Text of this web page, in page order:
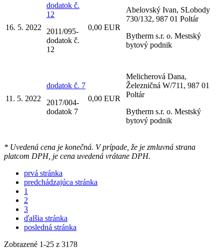
16. 5. 2022
dodatok č.
12
2011/095-
dodatok č.
12
0,00 EUR
Abelovský Ivan, SLobody
730/132, 987 01 Poltár
Bytherm s.r. o. Mestský
bytový podnik
11. 5. 2022
dodatok č. 7
2017/004-
dodatok 7
0,00 EUR
Melicherová Dana,
Železničná W/711, 987 01
Poltár
Bytherm s.r. o. Mestský
bytový podnik
* Uvedená cena je konečná. V prípade, že je zmluvná strana
platcom DPH, je cena uvedená vrátane DPH.
prvá stránka
predchádzajúca stránka
1
2
3
ďalšia stránka
posledná stránka
Zobrazené 1-25 z 3178